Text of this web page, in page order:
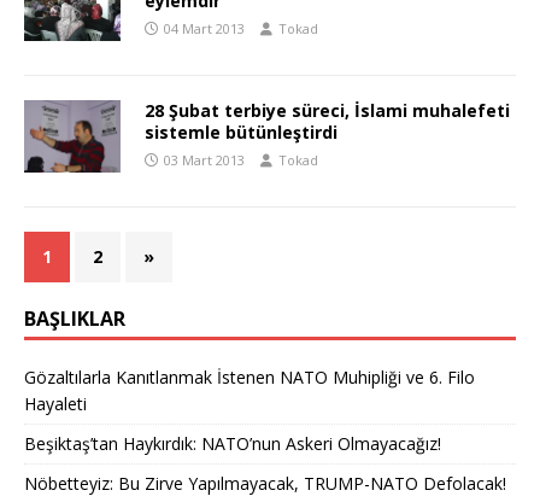
04 Mart 2013 Tokad
28 Şubat terbiye süreci, İslami muhalefeti
sistemle bütünleştirdi
03 Mart 2013 Tokad
1 2 »
BAŞLIKLAR
Gözaltılarla Kanıtlanmak İstenen NATO Muhipliği ve 6. Filo
Hayaleti
Beşiktaş’tan Haykırdık: NATO’nun Askeri Olmayacağız!
Nöbetteyiz: Bu Zirve Yapılmayacak, TRUMP-NATO Defolacak!